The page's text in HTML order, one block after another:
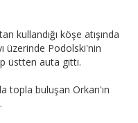
kullandığı köşe atışında
üzerinde Podolski'nin
üstten auta gitti.
topla buluşan Orkan'ın